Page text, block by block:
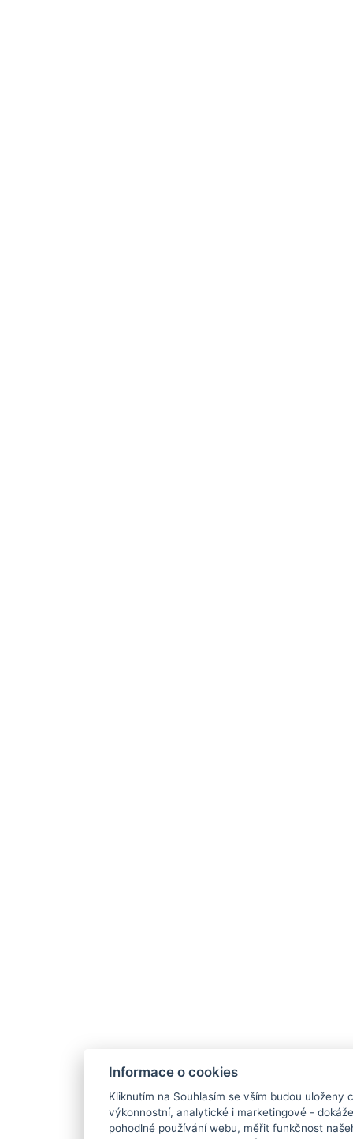
Informace o cookies
Kliknutím na Souhlasím se vším budou uloženy
výkonnostní, analytické i marketingové -
pohodlné používání webu, měřit funkčnost